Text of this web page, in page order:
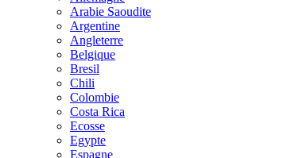
Arabie Saoudite
Argentine
Angleterre
Belgique
Bresil
Chili
Colombie
Costa Rica
Ecosse
Egypte
Espagne